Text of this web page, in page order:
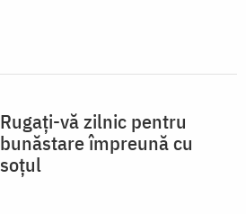
Rugați-vă zilnic pentru
bunăstare împreună cu
soțul